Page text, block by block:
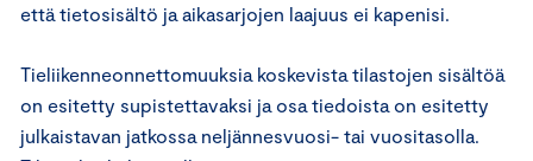
että tietosisältö ja aikasarjojen laajuus ei kapenisi.
Tieliikenneonnettomuuksia koskevista tilastojen sisältöä
on esitetty supistettavaksi ja osa tiedoista on esitetty
julkaistavan jatkossa neljännesvuosi- tai vuositasolla.